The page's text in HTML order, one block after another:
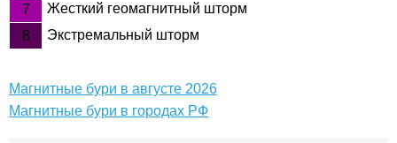
7
Жесткий геомагнитный шторм
8
Экстремальный шторм
Магнитные бури в августе 2026
Магнитные бури в городах РФ